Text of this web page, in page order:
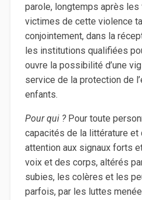
parole, longtemps après
victimes de cette violence
conjointement, dans la
les institutions qualifiées
ouvre la possibilité d’une
service de la protection de
enfants.
Pour qui ?Pour toute
capacités de la littérature et
attention aux signaux forts
voix et des corps, altérés
subies, les colères et les
parfois, par les luttes